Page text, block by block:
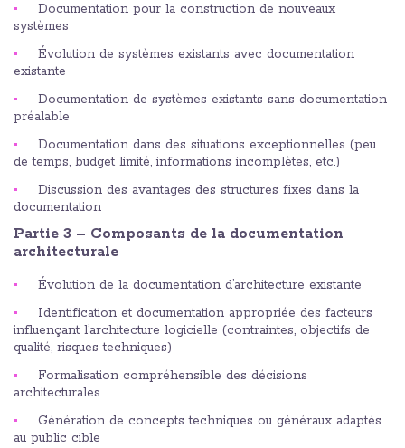
Documentation pour la construction de nouveaux
systèmes
Évolution de systèmes existants avec documentation
existante
Documentation de systèmes existants sans documentation
préalable
Documentation dans des situations exceptionnelles (peu
de temps, budget limité, informations incomplètes, etc.)
Discussion des avantages des structures fixes dans la
documentation
Partie 3 – Composants de la documentation
architecturale
Évolution de la documentation d’architecture existante
Identification et documentation appropriée des facteurs
influençant l’architecture logicielle (contraintes, objectifs de
qualité, risques techniques)
Formalisation compréhensible des décisions
architecturales
Génération de concepts techniques ou généraux adaptés
au public cible